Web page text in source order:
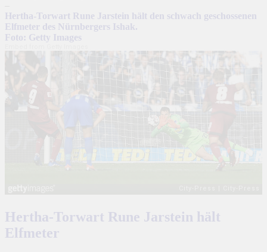
Hertha-Torwart Rune Jarstein hält den schwach geschossenen
Elfmeter des Nürnbergers Ishak.
Foto: Getty Images
Hertha-Torwart Rune Jarstein hält
Elfmeter